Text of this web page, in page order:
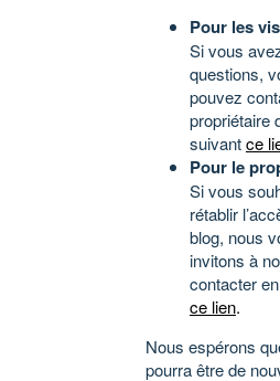
Pour les
Si vous
questions,
pouvez
propriétaire
suivantce
Pour le
Si vous
rétablir
blog, nous
invitons à
contacter
ce lien.
Nous espérons
pourra être de